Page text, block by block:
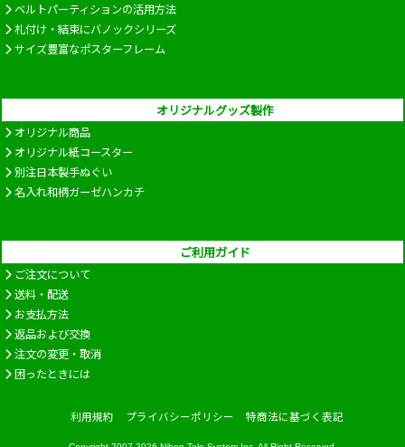
ベルトパーティションの活用方法
札付け・結束にバノックシリーズ
サイズ豊富なポスターフレーム
オリジナルグッズ製作
オリジナル商品
オリジナル紙コースター
別注日本製手ぬぐい
名入れ和柄ガーゼハンカチ
ご利用ガイド
ご注文について
送料・配送
お支払方法
返品および交換
注文の変更・取消
困ったときには
利用規約 プライバシーポリシー 特商法に基づく表記